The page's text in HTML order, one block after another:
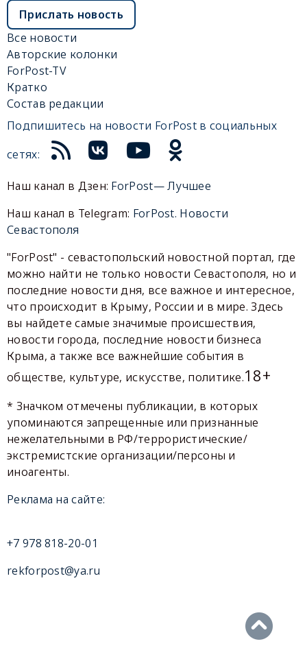
Прислать новость
Все новости
Авторские колонки
ForPost-TV
Кратко
Состав редакции
Подпишитесь на новости ForPost в социальных
сетях:
Наш канал в Дзен: ForPost— Лучшее
Наш канал в Telegram: ForPost. Новости
Севастополя
"ForPost" - севастопольский новостной портал, где
можно найти не только новости Севастополя, но и
последние новости дня, все важное и интересное,
что происходит в Крыму, России и в мире. Здесь
вы найдете самые значимые происшествия,
новости города, последние новости бизнеса
Крыма, а также все важнейшие события в
обществе, культуре, искусстве, политике.18+
* Значком отмечены публикации, в которых
упоминаются запрещенные или признанные
нежелательными в РФ/террористические/
экстремистские организации/персоны и
иноагенты.
Реклама на сайте:
+7 978 818-20-01
rekforpost@ya.ru